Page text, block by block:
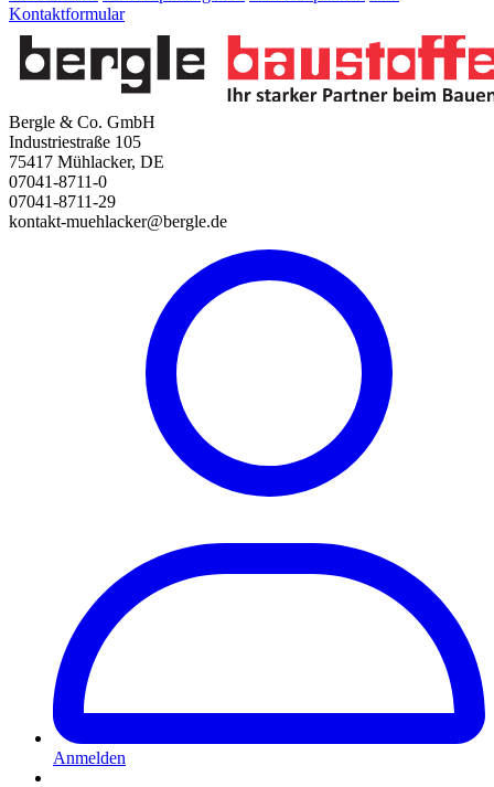
Kontaktformular
Bergle & Co. GmbH
Industriestraße 105
75417 Mühlacker, DE
07041-8711-0
07041-8711-29
kontakt-muehlacker@bergle.de
Anmelden